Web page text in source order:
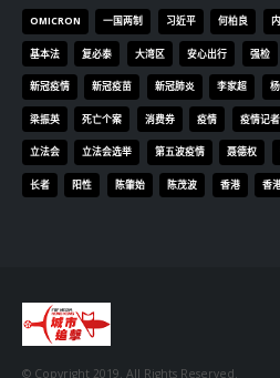
OMICRON 一国两制 习近平 何柏良
基本法 复必泰 大湾区 安心出行 强检
新冠疫情 新冠疫苗 新冠肺炎 李家超
梁振英 死亡个案 消费券 疫情 疫情记
立法会 立法会选举 第五波疫情 聂德权
长者 阳性 陈肇始 陈茂波 香港 香
© Copyright 2019. All Rights Reserved.